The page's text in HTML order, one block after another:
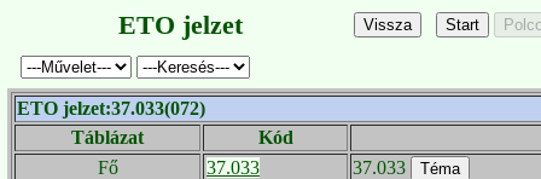
ETO jelzet
ETO jelzet:37.033(072)
Táblázat
Kód
Fő
37.033
37.033